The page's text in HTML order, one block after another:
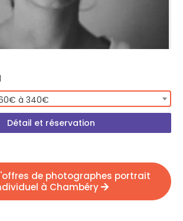
à 340€
Détail et réservation
de photographes portrait
à Chambéry